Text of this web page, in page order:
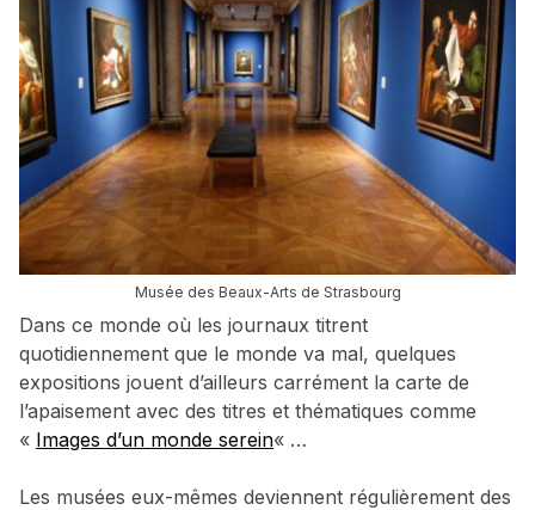
Musée des Beaux-Arts de Strasbourg
Dans ce monde où les journaux titrent
quotidiennement que le monde va mal, quelques
expositions jouent d’ailleurs carrément la carte de
l’apaisement avec des titres et thématiques comme
« Images d’un monde serein« …
Les musées eux-mêmes deviennent régulièrement des